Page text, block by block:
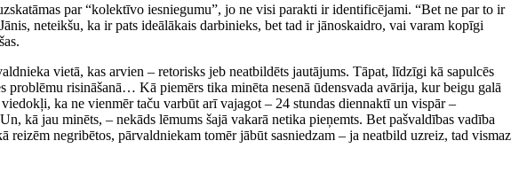
par “kolektīvo iesniegumu”, jo ne visi parakti ir identificējami. “Bet ne par to ir
neteikšu, ka ir pats ideālākais darbinieks, bet tad ir jānoskaidro, vai varam kopīgi
vietā, kas arvien – retorisks jeb neatbildēts jautājums. Tāpat, līdzīgi kā sapulcēs
risināšanā… Kā piemērs tika minēta nesenā ūdensvada avārija, kur beigu galā
ka ne vienmēr taču varbūt arī vajagot – 24 stundas diennaktī un vispār –
kā jau minēts, – nekāds lēmums šajā vakarā netika pieņemts. Bet pašvaldības vadība
negribētos, pārvaldniekam tomēr jābūt sasniedzam – ja neatbild uzreiz, tad vismaz